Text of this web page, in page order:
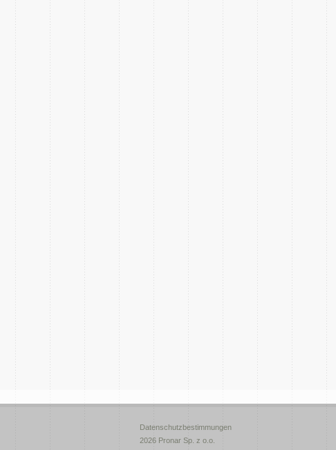
Datenschutzbestimmungen
2026 Pronar Sp. z o.o.